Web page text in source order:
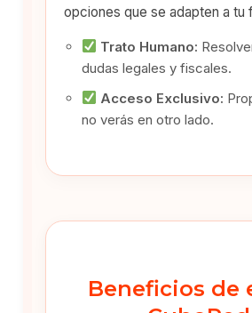
opciones que se adapten a tu
Trato Humano:
dudas legales y fiscales.
Acceso Exclusivo:
no verás en otro lado.
Beneficios de